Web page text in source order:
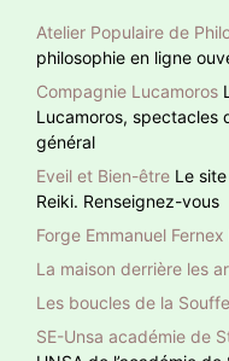
Atelier Populaire de
philosophie en ligne
Compagnie Lucamoros
Lucamoros, spectacles
général
Eveil et Bien-être Le
Reiki. Renseignez-vous
Forge Emmanuel Fernex
La maison derrière les
Les boucles de la
SE-Unsa académie de